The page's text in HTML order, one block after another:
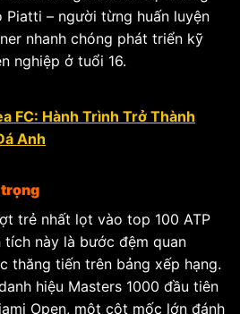
Piatti – người từng huấn luyện
nhanh chóng phát triển kỹ
nghiệp ở tuổi 16.
FC: Hành Trình Trở Thành
Anh
trẻ nhất lọt vào top 100 ATP
tích này là bước đệm quan
thăng tiến trên bảng xếp hạng.
hiệu Masters 1000 đầu tiên
Open, một cột mốc lớn đánh